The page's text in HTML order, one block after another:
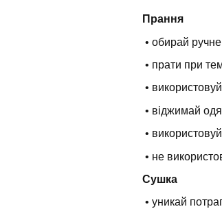
Прання
• обирай
• прати при
•
• віджимай
•
• не
Сушка
• уникай